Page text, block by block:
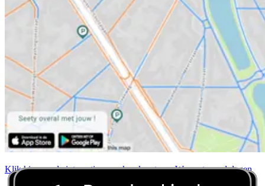
Klik hier om de interactieve parkeerkaart van Weesp te raadplegen